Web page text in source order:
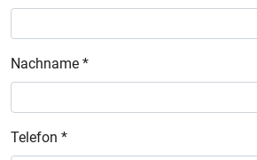
Nachname *
Telefon *